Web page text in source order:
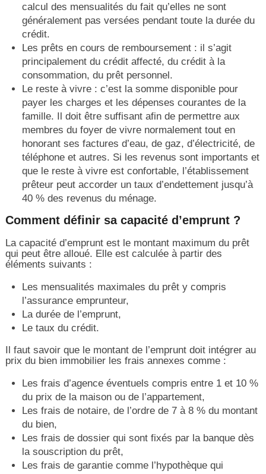
calcul des mensualités du fait qu’elles ne sont
généralement pas versées pendant toute la durée du
crédit.
Les prêts en cours de remboursement : il s’agit
principalement du crédit affecté, du crédit à la
consommation, du prêt personnel.
Le reste à vivre : c’est la somme disponible pour
payer les charges et les dépenses courantes de la
famille. Il doit être suffisant afin de permettre aux
membres du foyer de vivre normalement tout en
honorant ses factures d’eau, de gaz, d’électricité, de
téléphone et autres. Si les revenus sont importants et
que le reste à vivre est confortable, l’établissement
prêteur peut accorder un taux d’endettement jusqu’à
40 % des revenus du ménage.
Comment définir sa capacité d’emprunt ?
La capacité d’emprunt est le montant maximum du prêt
qui peut être alloué. Elle est calculée à partir des
éléments suivants :
Les mensualités maximales du prêt y compris
l’assurance emprunteur,
La durée de l’emprunt,
Le taux du crédit.
Il faut savoir que le montant de l’emprunt doit intégrer au
prix du bien immobilier les frais annexes comme :
Les frais d’agence éventuels compris entre 1 et 10 %
du prix de la maison ou de l’appartement,
Les frais de notaire, de l’ordre de 7 à 8 % du montant
du bien,
Les frais de dossier qui sont fixés par la banque dès
la souscription du prêt,
Les frais de garantie comme l’hypothèque qui